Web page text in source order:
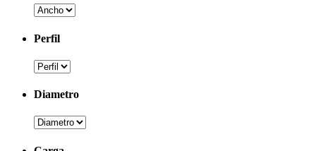
Perfil
Diametro